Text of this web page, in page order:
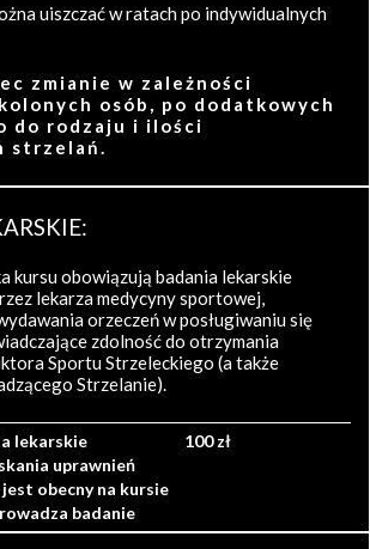
uiszczać w ratach po indywidualnych
zmianie w zależności
osób, po dodatkowych
do rodzaju i ilości
strzelań.
kursu obowiązują badania lekarskie
lekarza medycyny sportowej,
orzeczeń w posługiwaniu się
zdolność do otrzymania
Sportu Strzeleckiego (a także
Strzelanie).
lekarskie
uprawnień
jest obecny na kursie
badanie
100 zł